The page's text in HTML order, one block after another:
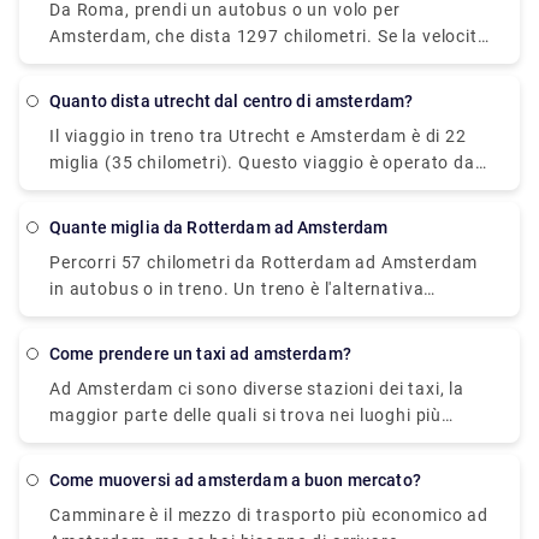
Centraal a L'Aia è la tua seconda e meno costosa
alternativa.
percorrere circa 359 metri dalla stazione ferroviaria
al centro di Helsinki.
Da Roma, prendi un autobus o un volo per
Amsterdam, che dista 1297 chilometri. Se la velocità
è fondamentale, il volo è l'alternativa migliore, con
ma, se il costo è più importante, un autobus è
l'opzione migliore, con tariffe a partire da $ 64 (€
53). Flixbus o Iberia, ad esempio, sono due delle
compagnie di viaggio più popolari che operano su
questa rotta. Da Roma ad Amsterdam, i viaggiatori
Quanto dista utrecht dal centro di amsterdam?
Il viaggio in treno tra Utrecht e Amsterdam è di 22
miglia (35 chilometri). Questo viaggio è operato da
Ns ic, che è l'operatore di viaggio principale. Da
prendere un volo diretto. Prenota in anticipo un
trasferimento in taxi con Rydeu per occuparti
dell'ultima tappa del tuo viaggio. Offriamo servizi di
alta qualità ad un costo equo.
quante miglia da Rotterdam ad Amsterdam
Percorri 57 chilometri da Rotterdam ad Amsterdam
in autobus o in treno. Un treno è l'alternativa
migliore se la velocità è fondamentale, con un tempo
più importante, un autobus è l'opzione migliore, con
tariffe a partire da $ 5 (€ 4). BlaBlaCar Bus o Ns ic
sono due delle compagnie di viaggio più popolari
che forniscono questo percorso. È anche possibile
andare direttamente da Rotterdam ad Amsterdam.
come prendere un taxi ad amsterdam?
Ad Amsterdam ci sono diverse stazioni dei taxi, la
maggior parte delle quali si trova nei luoghi più
importanti della città, come la stazione centrale di
unirti a loro. Puoi anche telefonare alla linea di taxi
come muoversi ad amsterdam a buon mercato?
Camminare è il mezzo di trasporto più economico ad